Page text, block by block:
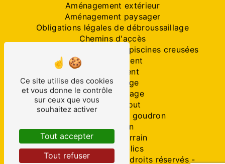
Aménagement extérieur
Aménagement paysager
Obligations légales de débroussaillage
Chemins d'accès
Travaux préparatoires de piscines creusées
Assainissement
Terrassement
Dessouchage
Débroussaillage
Tout-à-l'égout
Préparation avant goudron
Démolition
Nettoyage terrain
Travaux publics
Vistalid- 2026 - Tous droits réservés -
Ce site utilise des cookies
et vous donne le contrôle
sur ceux que vous
souhaitez activer
Tout accepter
Tout refuser